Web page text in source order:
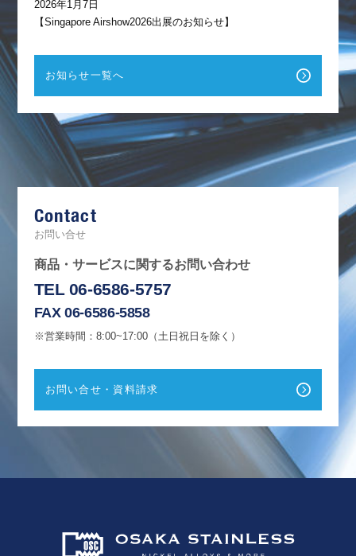
2026年1月7日
【Singapore Airshow2026出展のお知らせ】
お知らせ一覧へ
e
o
o
k
Contact
お問い合せ
商品・サービスに関するお問い合わせ
TEL 06-6586-5757
FAX 06-6586-5858
※営業時間：8:00~17:00（土日祝日を除く）
お問い合せ・資料請求